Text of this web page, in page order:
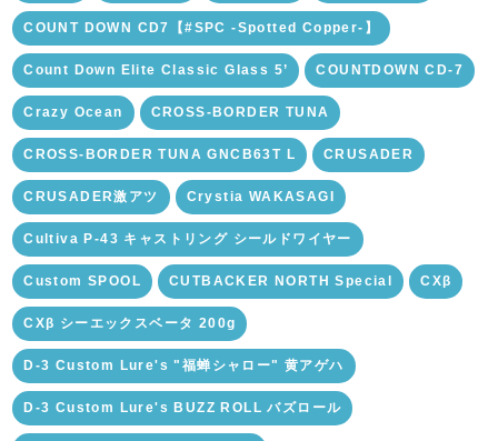
COUNT DOWN CD7【#SPC -Spotted Copper-】
Count Down Elite Classic Glass 5’ COUNTDOWN CD-7
Crazy Ocean CROSS-BORDER TUNA
CROSS-BORDER TUNA GNCB63T L CRUSADER
CRUSADER激アツ Crystia WAKASAGI
Cultiva P-43 キャストリング シールドワイヤー
Custom SPOOL CUTBACKER NORTH Special CXβ
CXβ シーエックスベータ 200g
D-3 Custom Lure's "福蝉シャロー" 黄アゲハ
D-3 Custom Lure's BUZZ ROLL バズロール